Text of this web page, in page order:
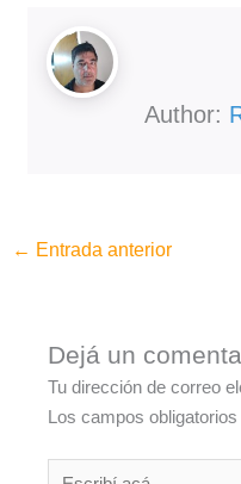
Author:
← Entrada anterior
Dejá un
Tu dirección de correo
Los campos
Escribí